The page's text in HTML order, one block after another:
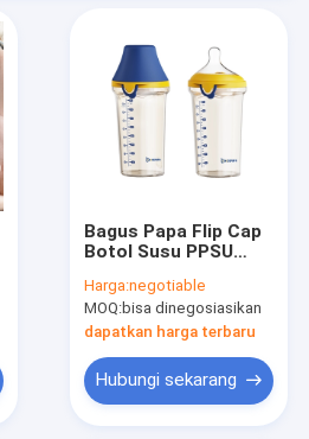
Bagus Papa Flip Cap
Botol Susu PPSU
Botol Bayi Anti Kolik
Harga:negotiable
MOQ:bisa dinegosiasikan
dapatkan harga terbaru
Hubungi sekarang